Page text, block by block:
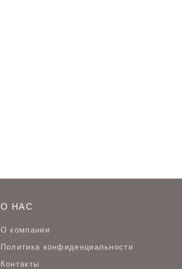
О НАС
О компании
Политика конфиденциальности
Контакты